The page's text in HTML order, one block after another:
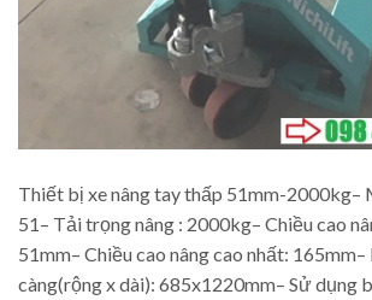
Thiết bị xe nâng tay thấp 51mm-2000kg–
51– Tải trọng nâng : 2000kg– Chiều cao
51mm– Chiều cao nâng cao nhất:
càng(rộng x dài): 685x1220mm– Sử dụng